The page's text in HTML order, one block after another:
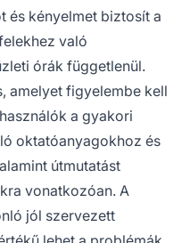
és kényelmet biztosít a
való
órák függetlenül.
amelyet figyelembe kell
a gyakori
oktatóanyagokhoz és
útmutatást
vonatkozóan. A
jól szervezett